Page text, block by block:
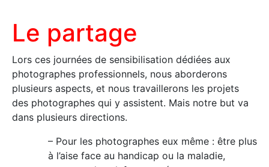
Le partage
Lors ces journées de sensibilisation dédiées aux
photographes professionnels, nous aborderons
plusieurs aspects, et nous travaillerons les projets
des photographes qui y assistent. Mais notre but va
dans plusieurs directions.
– Pour les photographes eux même : être plus
à l’aise face au handicap ou la maladie,